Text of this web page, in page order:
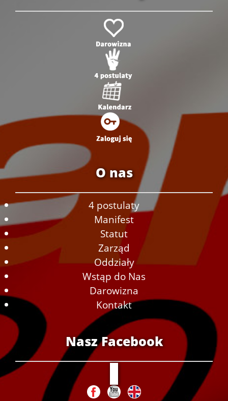
O nas
4 postulaty
Manifest
Statut
Zarząd
Oddziały
Wstąp do Nas
Darowizna
Kontakt
Nasz Facebook